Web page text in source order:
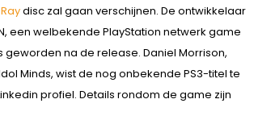
disc zal gaan verschijnen. De ontwikkelaar
een welbekende PlayStation netwerk game
geworden na de release. Daniel Morrison,
Minds, wist de nog onbekende PS3-titel te
profiel. Details rondom de game zijn